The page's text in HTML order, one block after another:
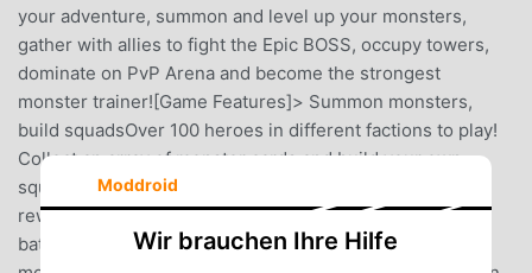
your adventure, summon and level up your monsters,
gather with allies to fight the Epic BOSS, occupy towers,
dominate on PvP Arena and become the strongest
monster trainer![Game Features]> Summon monsters,
build squadsOver 100 heroes in different factions to play!
Collect an array of monster cards and build your own
squad!> Battle automatically, loot effortlesslyGet great
rewards even when you're AFK! Your monster squad will
battle automatically for you.> Develop castle, train
Moddroid
Wir brauchen Ihre Hilfe